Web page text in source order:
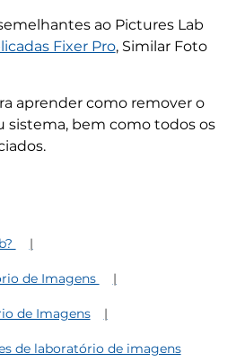
ao Pictures Lab
Fixer Pro, Similar Foto
aprender como remover o
sistema, bem como todos os
de Imagens
de Imagens
de laboratório de imagens